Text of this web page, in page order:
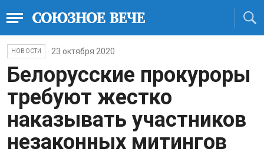
НОВОСТИ 23 октября 2020
Белорусские прокуроры
требуют жестко
наказывать участников
незаконных митингов